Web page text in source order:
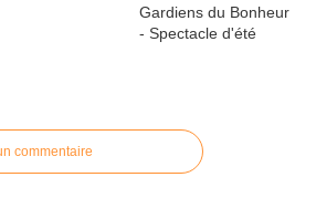
commentaire